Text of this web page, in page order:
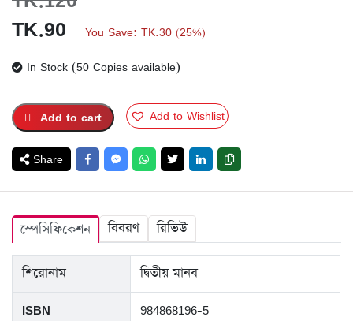
Original
price
TK.120.
TK.90 Current
price
TK.90.
You Save: TK.30 (25%)
In Stock (50 Copies available)
Add to cart Add to Wishlist
Share
স্পেসিফিকেশন বিবরণ রিভিউ
শিরোনাম দ্বিতীয় মানব
ISBN 984868196-5